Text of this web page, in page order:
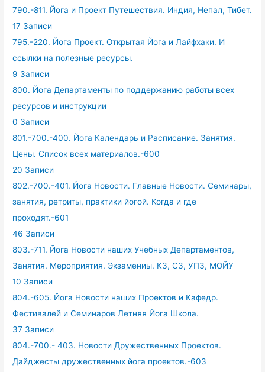
790.-811. Йога и Проект Путешествия. Индия, Непал, Тибет.
17 Записи
795.-220. Йога Проект. Открытая Йога и Лайфхаки. И
ссылки на полезные ресурсы.
9 Записи
800. Йога Департаменты по поддержанию работы всех
ресурсов и инструкции
0 Записи
801.-700.-400. Йога Календарь и Расписание. Занятия.
Цены. Список всех материалов.-600
20 Записи
802.-700.-401. Йога Новости. Главные Новости. Семинары,
занятия, ретриты, практики йогой. Когда и где
проходят.-601
46 Записи
803.-711. Йога Новости наших Учебных Департаментов,
Занятия. Мероприятия. Экзамениы. КЗ, СЗ, УПЗ, МОЙУ
10 Записи
804.-605. Йога Новости наших Проектов и Кафедр.
Фестивалей и Семинаров Летняя Йога Школа.
37 Записи
804.-700.- 403. Новости Дружественных Проектов.
Дайджесты дружественных йога проектов.-603